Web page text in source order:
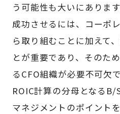
う可能性も大いにありま
成功させるには、コーポ
ら取り組むことに加えて
とが重要であり、そのた
るCFO組織が必要不可欠
ROIC計算の分母となる
マネジメントのポイント